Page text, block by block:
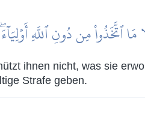
ٱتَّخَذُواْ مِن دُونِ ٱللَّهِ
ihnen nicht, was sie
Strafe geben.